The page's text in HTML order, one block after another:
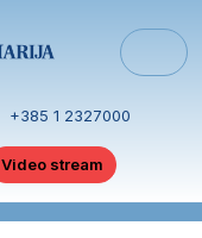
+385 1 2327000
Video stream